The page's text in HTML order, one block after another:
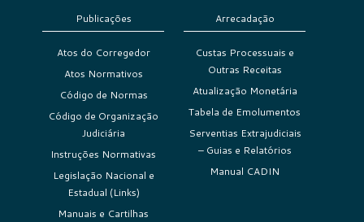
Publicações
Atos do Corregedor
Atos Normativos
Código de Normas
Código de Organização
Judiciária
Instruções Normativas
Legislação Nacional e
Estadual (Links)
Manuais e Cartilhas
Arrecadação
Custas Processuais e
Outras Receitas
Atualização Monetária
Tabela de Emolumentos
Serventias Extrajudiciais
– Guias e Relatórios
Manual CADIN